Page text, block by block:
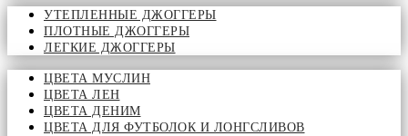
УТЕПЛЕННЫЕ ДЖОГГЕРЫ
ПЛОТНЫЕ ДЖОГГЕРЫ
ЛЕГКИЕ ДЖОГГЕРЫ
ЦВЕТА МУСЛИН
ЦВЕТА ЛЕН
ЦВЕТА ДЕНИМ
ЦВЕТА ДЛЯ ФУТБОЛОК И ЛОНГСЛИВОВ